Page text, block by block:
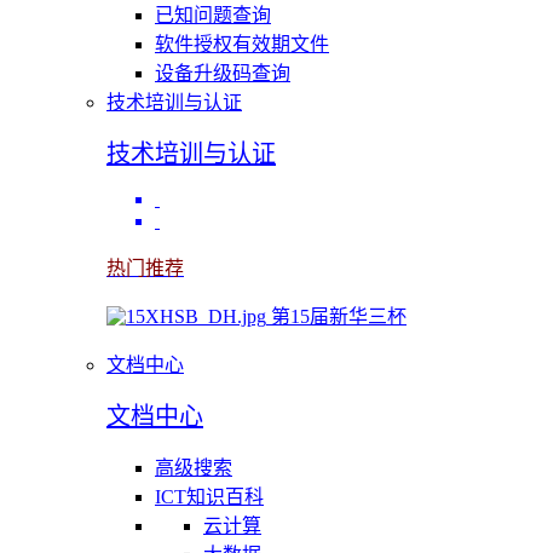
已知问题查询
软件授权有效期文件
设备升级码查询
技术培训与认证
技术培训与认证
热门推荐
第15届新华三杯
文档中心
文档中心
高级搜索
ICT知识百科
云计算